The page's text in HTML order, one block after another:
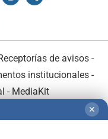
de avisos -
institucionales-
- MediaKit
✕